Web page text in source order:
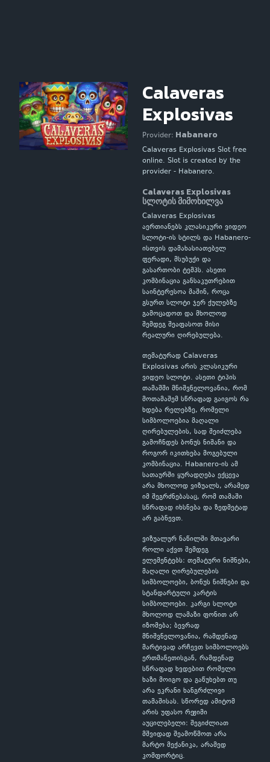
Calaveras
Explosivas
Provider: Habanero
Calaveras Explosivas Slot free
online. Slot is created by the
provider - Habanero.
Calaveras Explosivas
სლოტის მიმოხილვა
Calaveras Explosivas
აერთიანებს კლასიკური ვიდეო
სლოტი-ის სტილს და Habanero-
ისთვის დამახასიათებელ
ფერადი, მსუბუქი და
გასართობი ტემპს. ასეთი
კომბინაცია განსაკუთრებით
საინტერესოა მაშინ, როცა
გსურთ სლოტი ჯერ ქულებზე
გამოცადოთ და მხოლოდ
შემდეგ შეაფასოთ მისი
რეალური ღირებულება.
თემატურად Calaveras
Explosivas არის კლასიკური
ვიდეო სლოტი. ასეთი ტიპის
თამაშში მნიშვნელოვანია, რომ
მოთამაშემ სწრაფად გაიგოს რა
ხდება რელებზე, რომელი
სიმბოლოებია მაღალი
ღირებულების, სად შეიძლება
გამოჩნდეს ბონუს ნიშანი და
როგორ იკითხება მოგებული
კომბინაცია. Habanero-ის ამ
სათაურში ყურადღება ექცევა
არა მხოლოდ ვიზუალს, არამედ
იმ შეგრძნებასაც, რომ თამაში
სწრაფად იხსნება და ზედმეტად
არ გაბნევთ.
ვიზუალურ ნაწილში მთავარი
როლი აქვთ შემდეგ
ელემენტებს: თემატური ნიშნები,
მაღალი ღირებულების
სიმბოლოები, ბონუს ნიშნები და
სტანდარტული კარტის
სიმბოლოები. კარგი სლოტი
მხოლოდ ლამაზი ფონით არ
იზომება; ბევრად
მნიშვნელოვანია, რამდენად
მარტივად არჩევთ სიმბოლოებს
ერთმანეთისგან, რამდენად
სწრაფად ხვდებით რომელი
ხაზი მოიგო და გაწუხებთ თუ
არა ეკრანი ხანგრძლივი
თამაშისას. სწორედ ამიტომ
არის უფასო რეჟიმი
აუცილებელი: შეგიძლიათ
მშვიდად შეამოწმოთ არა
მარტო მექანიკა, არამედ
კომფორტიც.